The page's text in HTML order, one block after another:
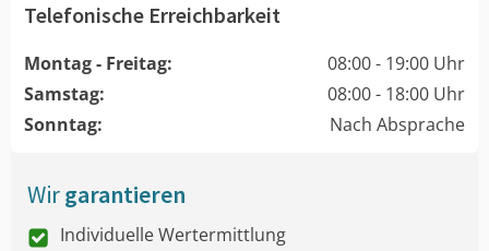
Telefonische Erreichbarkeit
Montag - Freitag:
08:00 - 19:00 Uhr
Samstag:
08:00 - 18:00 Uhr
Sonntag:
Nach Absprache
Wirgarantieren
Individuelle Wertermittlung